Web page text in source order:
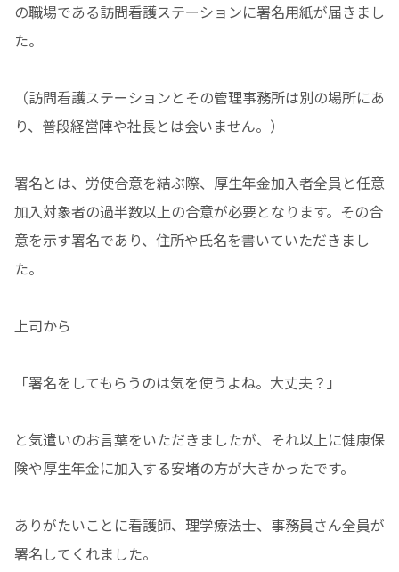
の職場である訪問看護ステーションに署名用紙が届きまし
た。
（訪問看護ステーションとその管理事務所は別の場所にあ
り、普段経営陣や社長とは会いません。）
署名とは、労使合意を結ぶ際、厚生年金加入者全員と任意
加入対象者の過半数以上の合意が必要となります。その合
意を示す署名であり、住所や氏名を書いていただきまし
た。
上司から
「署名をしてもらうのは気を使うよね。大丈夫？」
と気遣いのお言葉をいただきましたが、それ以上に健康保
険や厚生年金に加入する安堵の方が大きかったです。
ありがたいことに看護師、理学療法士、事務員さん全員が
署名してくれました。